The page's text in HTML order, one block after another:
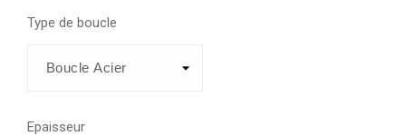
Type de boucle
Epaisseur